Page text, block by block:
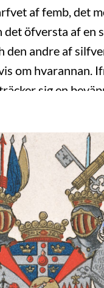
af femb, det
det öfversta af en
den andre af
om hvarannan.
sig en
en röd emot
hvaruti
utsträckande kors
gyllende cronor,
med en röd
med fyra
fäldtet, som är af
svart canon
lagde en blå